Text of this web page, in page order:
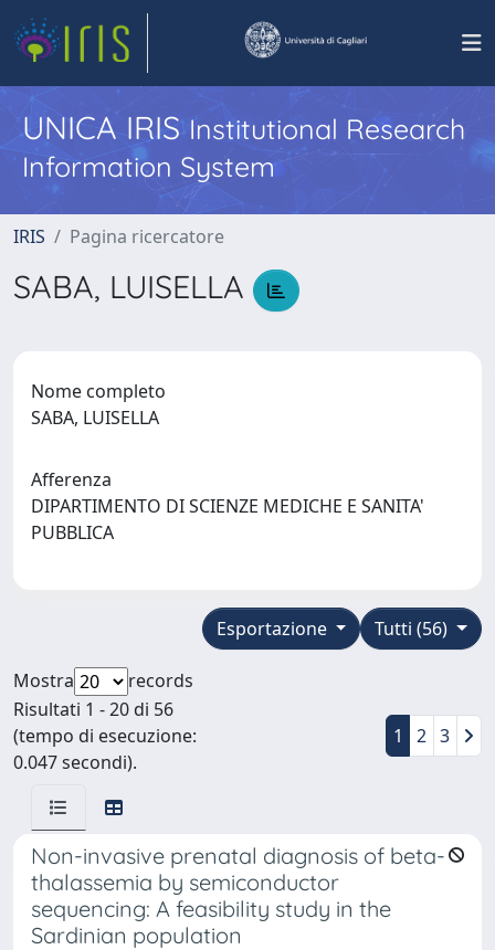
UNICA IRISInstitutional Research
Information System
IRIS Pagina ricercatore
SABA, LUISELLA
Nome completo
SABA, LUISELLA
Afferenza
DIPARTIMENTO DI SCIENZE MEDICHE E SANITA'
PUBBLICA
Tutti (56)
Esportazione
Mostra
records
Risultati 1 - 20 di 56
(tempo di esecuzione:
0.047 secondi).
1 2 3
Non-invasive prenatal diagnosis of beta-
thalassemia by semiconductor
sequencing: A feasibility study in the
Sardinian population